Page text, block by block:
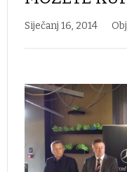
Siječanj 16, 2014